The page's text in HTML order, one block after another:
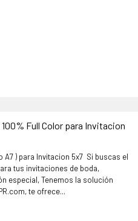
Full Color para Invitacion
A7 ) para Invitacion 5x7 Si buscas el
tus invitaciones de boda,
especial, Tenemos la solución
te ofrece...